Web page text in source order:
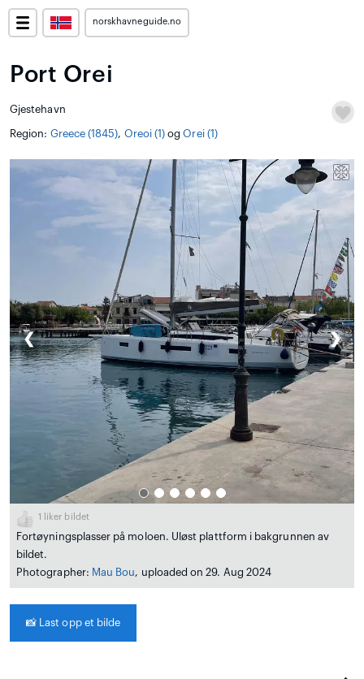
norskhavneguide.no
Port Orei
Gjestehavn
Region: Greece (1845), Oreoi (1) ogOrei (1)
❮ ❯
1 liker bildet
Fortøyningsplasser på moloen. Uløst plattform i bakgrunnen av
bildet.
Photographer: Mau Bou, uploaded on 29. Aug 2024
📸 Last opp et bilde